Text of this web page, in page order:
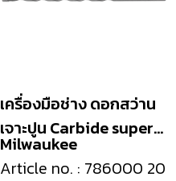
Milwaukee
เครื่องมือช่าง ดอกสว่าน
เจาะปูน Carbide super
masonry drill
Article no. : 786000 20